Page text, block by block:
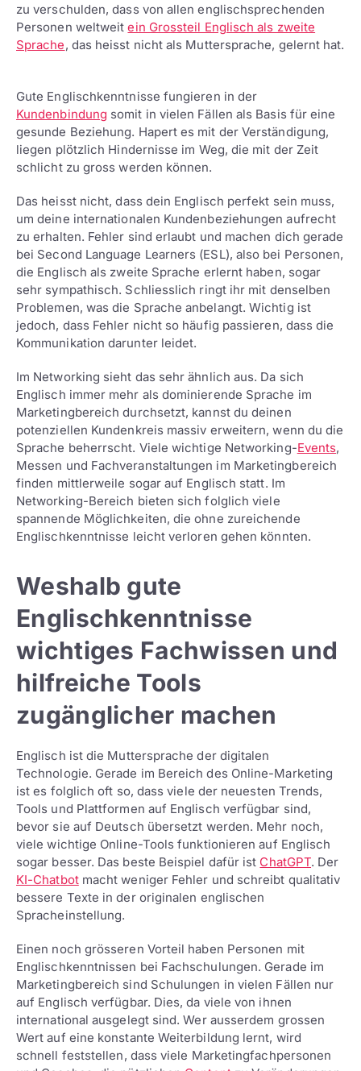
zu verschulden, dass von allen englischsprechenden
Personen weltweitein Grossteil Englisch als zweite
Sprache, das heisst nicht als Muttersprache, gelernt hat.
Gute Englischkenntnisse fungieren in der
Kundenbindung somit in vielen Fällen als Basis für eine
gesunde Beziehung. Hapert es mit der Verständigung,
liegen plötzlich Hindernisse im Weg, die mit der Zeit
schlicht zu gross werden können.
Das heisst nicht, dass dein Englisch perfekt sein muss,
um deine internationalen Kundenbeziehungen aufrecht
zu erhalten. Fehler sind erlaubt und machen dich gerade
bei Second Language Learners (ESL), also bei Personen,
die Englisch als zweite Sprache erlernt haben, sogar
sehr sympathisch. Schliesslich ringt ihr mit denselben
Problemen, was die Sprache anbelangt. Wichtig ist
jedoch, dass Fehler nicht so häufig passieren, dass die
Kommunikation darunter leidet.
Im Networking sieht das sehr ähnlich aus. Da sich
Englisch immer mehr als dominierende Sprache im
Marketingbereich durchsetzt, kannst du deinen
potenziellen Kundenkreis massiv erweitern, wenn du die
Sprache beherrscht. Viele wichtige Networking-Events,
Messen und Fachveranstaltungen im Marketingbereich
finden mittlerweile sogar auf Englisch statt. Im
Networking-Bereich bieten sich folglich viele
spannende Möglichkeiten, die ohne zureichende
Englischkenntnisse leicht verloren gehen könnten.
Weshalb gute
Englischkenntnisse
wichtiges Fachwissen und
hilfreiche Tools
zugänglicher machen
Englisch ist die Muttersprache der digitalen
Technologie. Gerade im Bereich des Online-Marketing
ist es folglich oft so, dass viele der neuesten Trends,
Tools und Plattformen auf Englisch verfügbar sind,
bevor sie auf Deutsch übersetzt werden. Mehr noch,
viele wichtige Online-Tools funktionieren auf Englisch
sogar besser. Das beste Beispiel dafür ist ChatGPT. Der
KI-Chatbotmacht weniger Fehler und schreibt qualitativ
bessere Texte in der originalen englischen
Spracheinstellung.
Einen noch grösseren Vorteil haben Personen mit
Englischkenntnissen bei Fachschulungen. Gerade im
Marketingbereich sind Schulungen in vielen Fällen nur
auf Englisch verfügbar. Dies, da viele von ihnen
international ausgelegt sind. Wer ausserdem grossen
Wert auf eine konstante Weiterbildung lernt, wird
schnell feststellen, dass viele Marketingfachpersonen